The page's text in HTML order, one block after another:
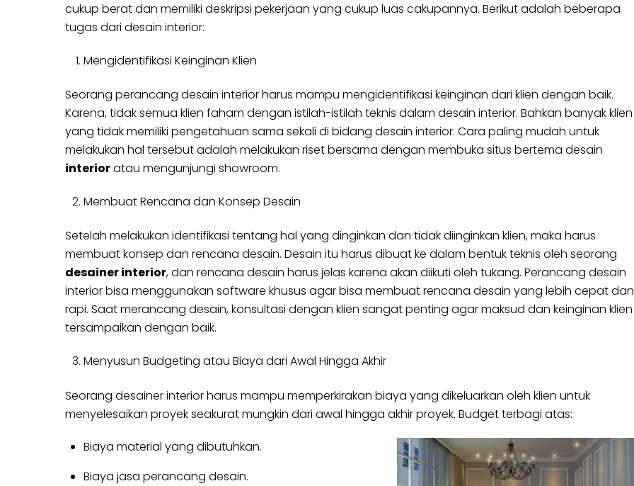
cukup berat dan memiliki deskripsi pekerjaan yang cukup luas cakupannya. Berikut adalah beberapa
tugas dari desain interior:
Mengidentifikasi Keinginan Klien
Seorang perancang desain interior harus mampu mengidentifikasi keinginan dari klien dengan baik.
Karena, tidak semua klien faham dengan istilah-istilah teknis dalam desain interior. Bahkan banyak klien
yang tidak memiliki pengetahuan sama sekali di bidang desain interior. Cara paling mudah untuk
melakukan hal tersebut adalah melakukan riset bersama dengan membuka situs bertema desain
interioratau mengunjungi showroom.
Membuat Rencana dan Konsep Desain
Setelah melakukan identifikasi tentang hal yang dinginkan dan tidak diinginkan klien, maka harus
membuat konsep dan rencana desain. Desain itu harus dibuat ke dalam bentuk teknis oleh seorang
desainer interior, dan rencana desain harus jelas karena akan diikuti oleh tukang. Perancang desain
interior bisa menggunakan software khusus agar bisa membuat rencana desain yang lebih cepat dan
rapi. Saat merancang desain, konsultasi dengan klien sangat penting agar maksud dan keinginan klien
tersampaikan dengan baik.
Menyusun Budgeting atau Biaya dari Awal Hingga Akhir
Seorang desainer interior harus mampu memperkirakan biaya yang dikeluarkan oleh klien untuk
menyelesaikan proyek seakurat mungkin dari awal hingga akhir proyek. Budget terbagi atas:
Biaya material yang dibutuhkan.
Biaya jasa perancang desain.